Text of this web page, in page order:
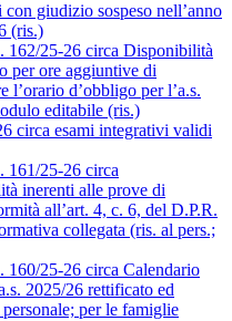
giudizio sospeso nell’anno
(ris.)
162/25-26 circa Disponibilità
per ore aggiuntive di
l’orario d’obbligo per l’a.s.
editabile (ris.)
circa esami integrativi validi
161/25-26 circa
inerenti alle prove di
all’art. 4, c. 6, del D.P.R.
collegata (ris. al pers.;
160/25-26 circa Calendario
2025/26 rettificato ed
per le famiglie